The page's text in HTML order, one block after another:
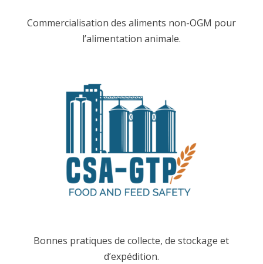
Commercialisation des aliments non-OGM pour
l’alimentation animale.
Bonnes pratiques de collecte, de stockage et
d’expédition.